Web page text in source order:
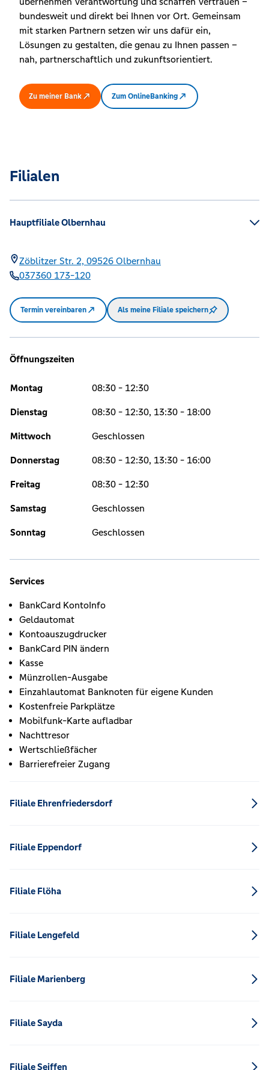
bundesweit und direkt bei Ihnen vor Ort. Gemeinsam
mit starken Partnern setzen wir uns dafür ein,
Lösungen zu gestalten, die genau zu Ihnen passen –
nah, partnerschaftlich und zukunftsorientiert.
Zu meiner Bank Zum OnlineBanking
Filialen
Hauptfiliale Olbernhau
Zöblitzer Str. 2, 09526 Olbernhau
037360 173-120
Termin vereinbaren Als meine Filiale speichern
Öffnungszeiten
Montag 08:30 - 12:30
Dienstag 08:30 - 12:30, 13:30 - 18:00
Mittwoch Geschlossen
Donnerstag 08:30 - 12:30, 13:30 - 16:00
Freitag 08:30 - 12:30
Samstag Geschlossen
Sonntag Geschlossen
Services
BankCard KontoInfo
Geldautomat
Kontoauszugdrucker
BankCard PIN ändern
Kasse
Münzrollen-Ausgabe
Einzahlautomat Banknoten für eigene Kunden
Kostenfreie Parkplätze
Mobilfunk-Karte aufladbar
Nachttresor
Wertschließfächer
Barrierefreier Zugang
Filiale Ehrenfriedersdorf
Filiale Eppendorf
Filiale Flöha
Filiale Lengefeld
Filiale Marienberg
Filiale Sayda
Filiale Seiffen